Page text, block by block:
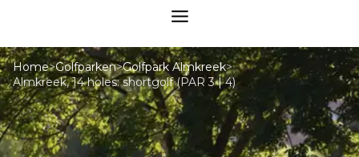
Home>Golfparken>Golfpark Almkreek>
Almkreek, 14 holes: shortgolf (PAR 3 | 4)